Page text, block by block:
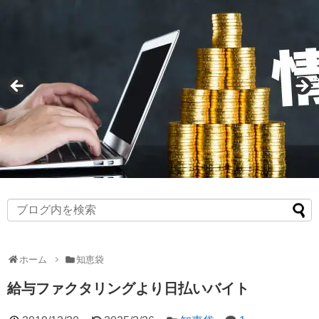
ホーム 知恵袋
給与ファクタリングより日払いバイト